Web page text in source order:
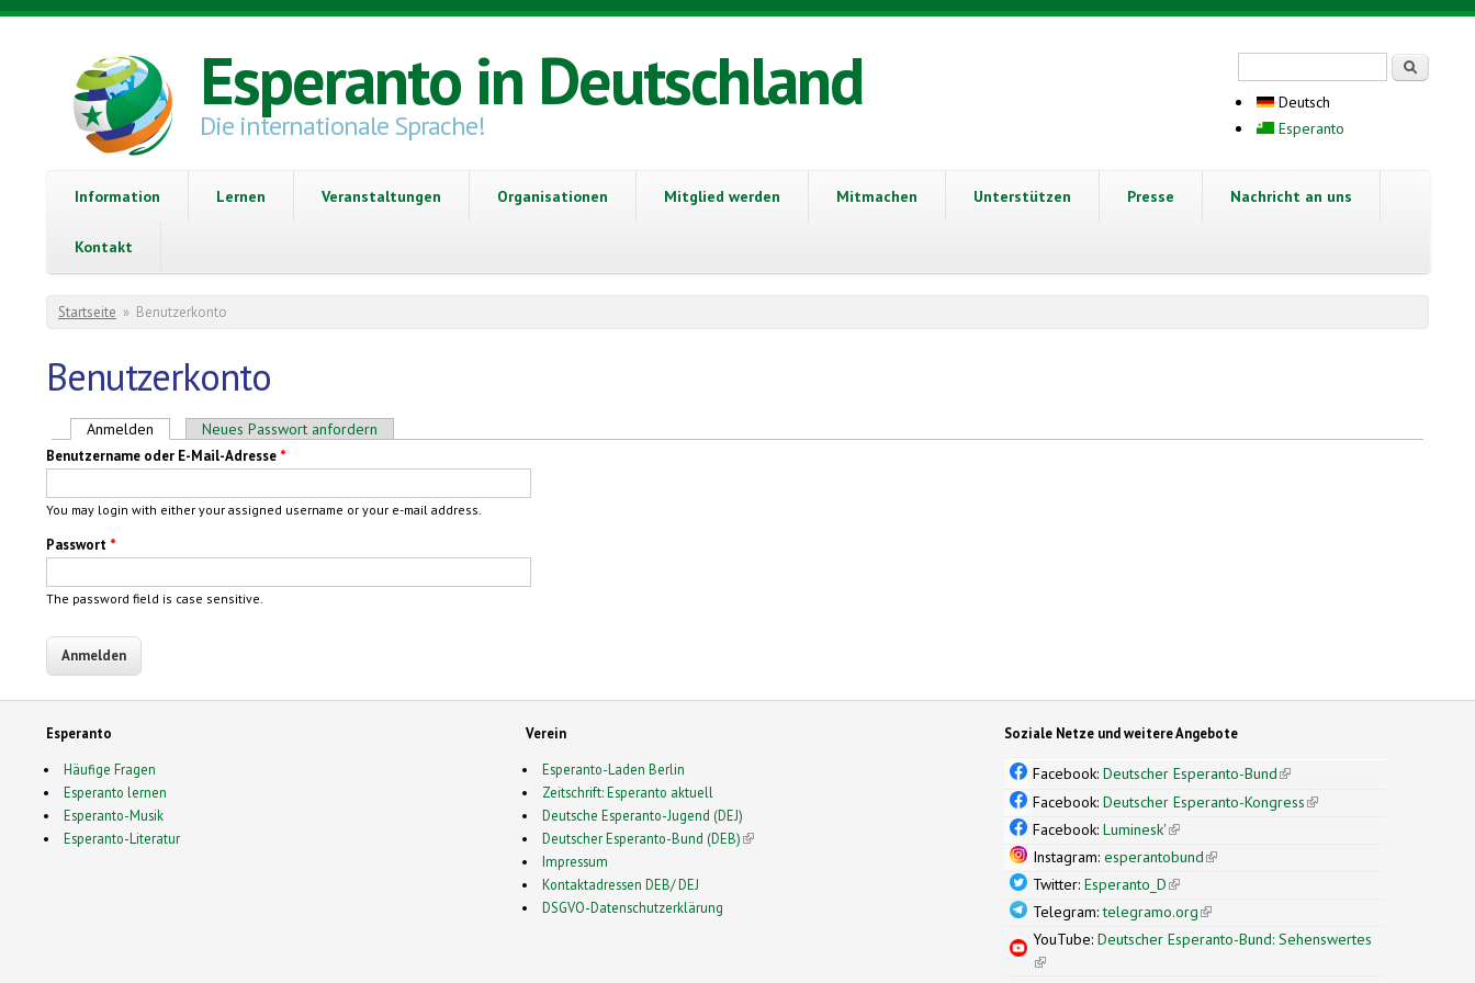
Direkt zum Inhalt
Esperanto in Deutschland
Die internationale Sprache!
Deutsch
Esperanto
Information Lernen Veranstaltungen Organisationen Mitglied werden Mitmachen Unterstützen Presse Nachricht an uns
Kontakt
Sie sind hier
Startseite » Benutzerkonto
Benutzerkonto
Haupt-Reiter
Anmelden (aktiver Reiter)
Neues Passwort anfordern
Benutzername oder E-Mail-Adresse *
You may login with either your assigned username or your e-mail address.
Passwort *
The password field is case sensitive.
Esperanto
Häufige Fragen
Esperanto lernen
Esperanto-Musik
Esperanto-Literatur
Verein
Esperanto-Laden Berlin
Zeitschrift: Esperanto aktuell
Deutsche Esperanto-Jugend (DEJ)
Deutscher Esperanto-Bund (DEB)(link is external)
Impressum
Kontaktadressen DEB/ DEJ
DSGVO-Datenschutzerklärung
Soziale Netze und weitere Angebote
Facebook:Deutscher Esperanto-Bund(link is external)
Facebook:Deutscher Esperanto-Kongress(link is external)
Facebook:Luminesk'(link is external)
Instagram:esperantobund(link is external)
Twitter:Esperanto_D(link is external)
Telegram:telegramo.org(link is external)
YouTube:Deutscher Esperanto-Bund: Sehenswertes
(link is external)